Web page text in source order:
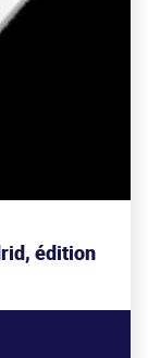
édition